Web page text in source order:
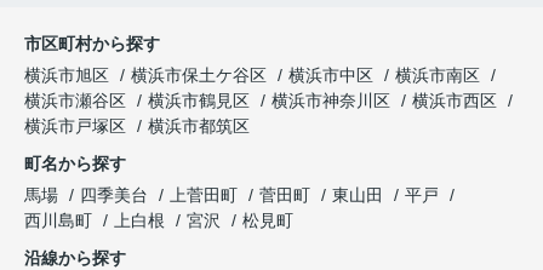
市区町村から探す
横浜市旭区
横浜市保土ケ谷区 横浜市中区
横浜市南区
横浜市瀬谷区
横浜市鶴見区 横浜市神奈川区
横浜市西区
横浜市戸塚区
横浜市都筑区
町名から探す
馬場
四季美台 上菅田町 菅田町 東山田
平戸
西川島町
上白根 宮沢
松見町
沿線から探す